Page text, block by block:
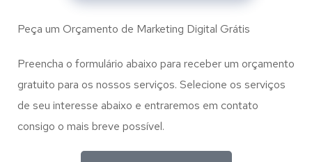
Peça um Orçamento de Marketing Digital Grátis
Preencha o formulário abaixo para receber um orçamento
gratuito para os nossos serviços. Selecione os serviços
de seu interesse abaixo e entraremos em contato
consigo o mais breve possível.